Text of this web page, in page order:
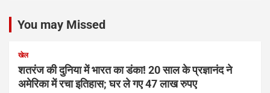
You may Missed
खेल
शतरंज की दुनिया में भारत का डंका! 20 साल के प्रज्ञानंद ने
अमेरिका में रचा इतिहास; घर ले गए 47 लाख रुपए